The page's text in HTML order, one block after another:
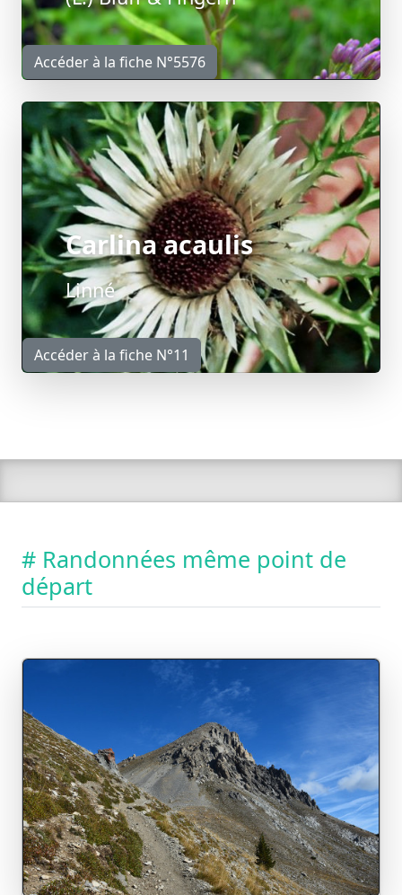
Accéder à la fiche N°5576
Carlina acaulis
Linné
Accéder à la fiche N°11
# Randonnées même point de
départ